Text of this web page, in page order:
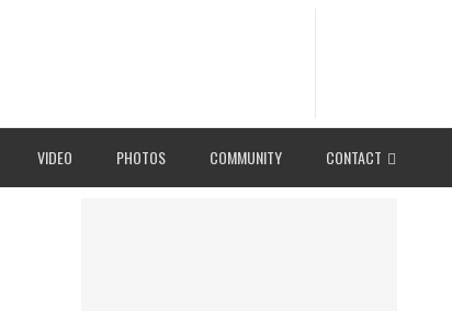
VIDEO PHOTOS COMMUNITY CONTACT